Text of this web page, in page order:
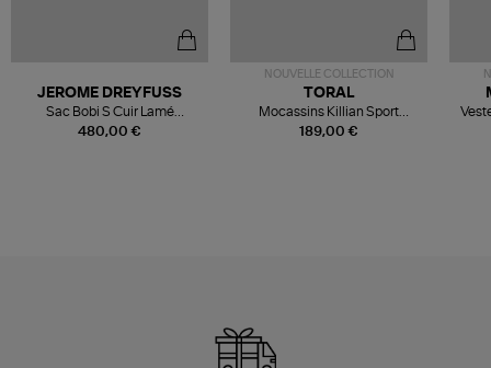
480,00 €
JEROME DREYFUSS
Sac Bobi S Cuir Lamé
Champagne
NOUVELLE COLLECTION
189,00 €
TORAL
Mocassins Killian Sport
Mousse